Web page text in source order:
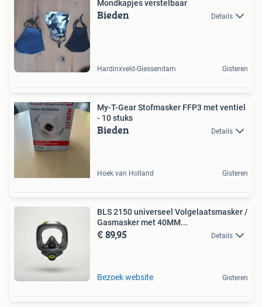
Mondkapjes verstelbaar
Bieden Details
Hardinxveld-Giessendam Gisteren
My-T-Gear Stofmasker FFP3 met ventiel
- 10 stuks
Bieden Details
Hoek van Holland Gisteren
BLS 2150 universeel Volgelaatsmasker /
Gasmasker met 40MM...
€ 89,95 Details
Bezoek website Gisteren